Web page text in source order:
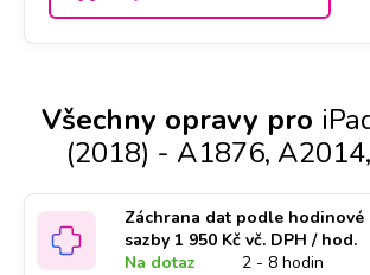
Všechny opravy pro
(2018) - A1876,
Záchrana dat podle hodinové
sazby 1 950 Kč vč. DPH / hod.
Na dotaz
2 - 8 hodin